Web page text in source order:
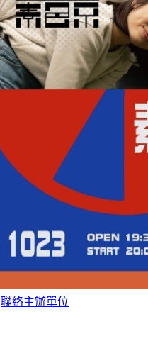
聯絡主辦單位